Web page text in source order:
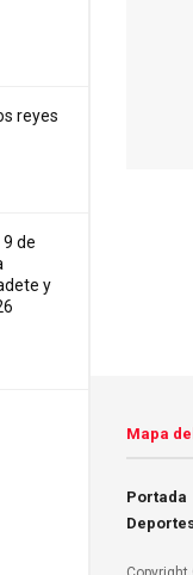
reyes
de
y
Mapa
Portada